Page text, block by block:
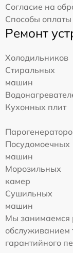
Согласие на
Способы оплаты
Ремонт
Холодильников
Стиральных
машин
Кухонных плит
Посудомоечных
машин
Морозильных
камер
Сушильных
машин
Мы занимаемся
обслуживанием
гарантийного